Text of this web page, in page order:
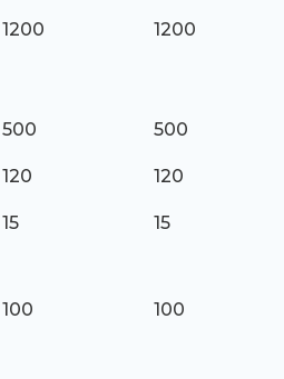
1200 1200
500 500
120 120
15 15
100 100